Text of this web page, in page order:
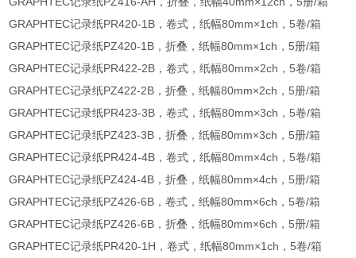
GRAPHTEC记录纸PR420-1B，卷式，纸幅80mm×1ch，5卷/箱
GRAPHTEC记录纸PZ420-1B，折叠，纸幅80mm×1ch，5册/箱
GRAPHTEC记录纸PR422-2B，卷式，纸幅80mm×2ch，5卷/箱
GRAPHTEC记录纸PZ422-2B，折叠，纸幅80mm×2ch，5册/箱
GRAPHTEC记录纸PR423-3B，卷式，纸幅80mm×3ch，5卷/箱
GRAPHTEC记录纸PZ423-3B，折叠，纸幅80mm×3ch，5册/箱
GRAPHTEC记录纸PR424-4B，卷式，纸幅80mm×4ch，5卷/箱
GRAPHTEC记录纸PZ424-4B，折叠，纸幅80mm×4ch，5册/箱
GRAPHTEC记录纸PZ426-6B，卷式，纸幅80mm×6ch，5卷/箱
GRAPHTEC记录纸PZ426-6B，折叠，纸幅80mm×6ch，5册/箱
GRAPHTEC记录纸PR420-1H，卷式，纸幅80mm×1ch，5卷/箱